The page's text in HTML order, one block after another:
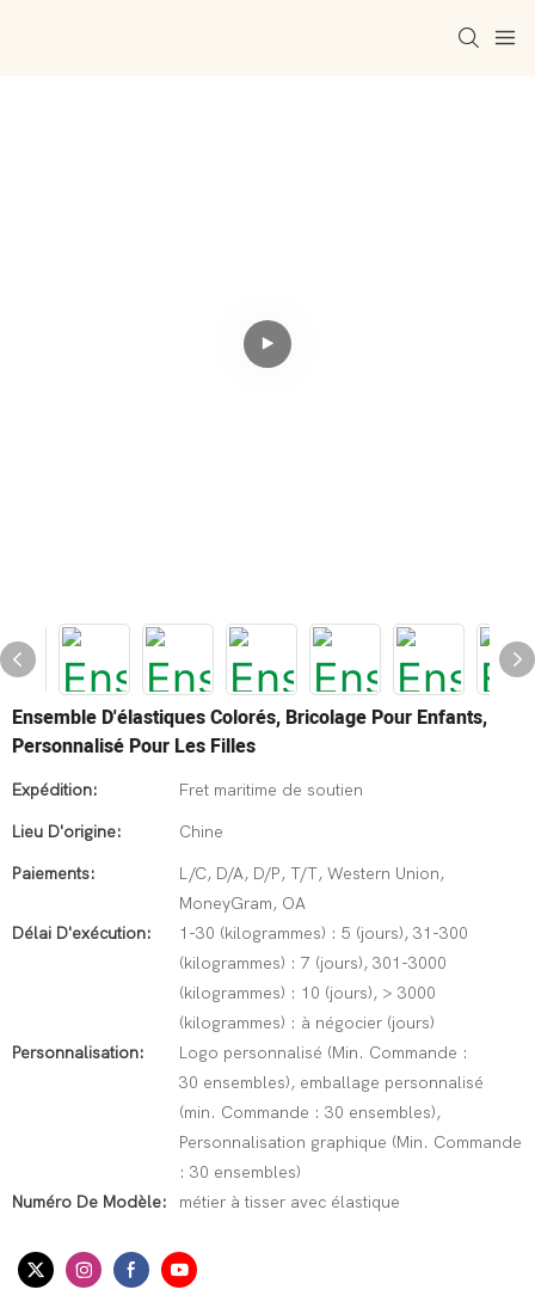
Ensemble D'élastiques Colorés, Bricolage Pour Enfants,
Personnalisé Pour Les Filles
Expédition: Fret maritime de soutien
Lieu D'origine: Chine
Paiements:
L/C, D/A, D/P, T/T, Western Union,
MoneyGram, OA
Délai D'exécution:
1-30 (kilogrammes) : 5 (jours), 31-300
(kilogrammes) : 7 (jours), 301-3000
(kilogrammes) : 10 (jours), > 3000
(kilogrammes) : à négocier (jours)
Personnalisation:
Logo personnalisé (Min. Commande :
30 ensembles), emballage personnalisé
(min. Commande : 30 ensembles),
Personnalisation graphique (Min. Commande
: 30 ensembles)
Numéro De Modèle:
métier à tisser avec élastique